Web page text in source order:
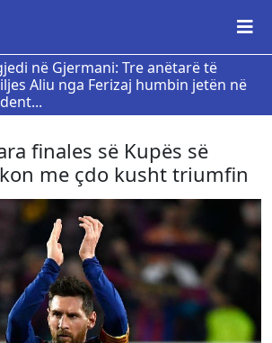
në Gjermani: Tre anëtarë të
Aliu nga Ferizaj humbin jetën në
finales së Kupës së
me çdo kusht triumfin